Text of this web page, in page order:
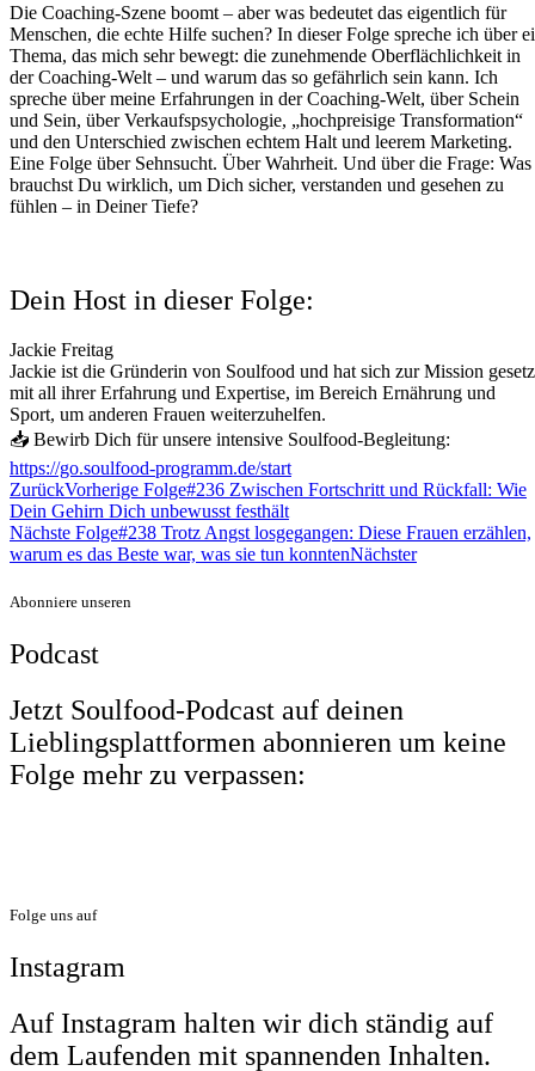
Die Coaching-Szene boomt – aber was bedeutet das eigentlich für
Menschen, die echte Hilfe suchen? In dieser Folge spreche ich über
Thema, das mich sehr bewegt: die zunehmende Oberflächlichkeit in
der Coaching-Welt – und warum das so gefährlich sein kann. Ich
spreche über meine Erfahrungen in der Coaching-Welt, über Schein
und Sein, über Verkaufspsychologie, „hochpreisige Transformation“
und den Unterschied zwischen echtem Halt und leerem Marketing.
Eine Folge über Sehnsucht. Über Wahrheit. Und über die Frage: Was
brauchst Du wirklich, um Dich sicher, verstanden und gesehen zu
fühlen – in Deiner Tiefe?
Dein Host in dieser Folge:
Jackie Freitag
Jackie ist die Gründerin von Soulfood und hat sich zur Mission
mit all ihrer Erfahrung und Expertise, im Bereich Ernährung und
Sport, um anderen Frauen weiterzuhelfen.
📥 Bewirb Dich für unsere intensive Soulfood-Begleitung:
https://go.soulfood-programm.de/start
ZurückVorherige Folge#236 Zwischen Fortschritt und Rückfall: Wie
Dein Gehirn Dich unbewusst festhält
Nächste Folge#238 Trotz Angst losgegangen: Diese Frauen erzählen,
warum es das Beste war, was sie tun konntenNächster
Abonniere unseren
Podcast
Jetzt Soulfood-Podcast auf deinen
Lieblingsplattformen abonnieren um keine
Folge mehr zu verpassen:
Folge uns auf
Instagram
Auf Instagram halten wir dich ständig auf
dem Laufenden mit spannenden Inhalten.